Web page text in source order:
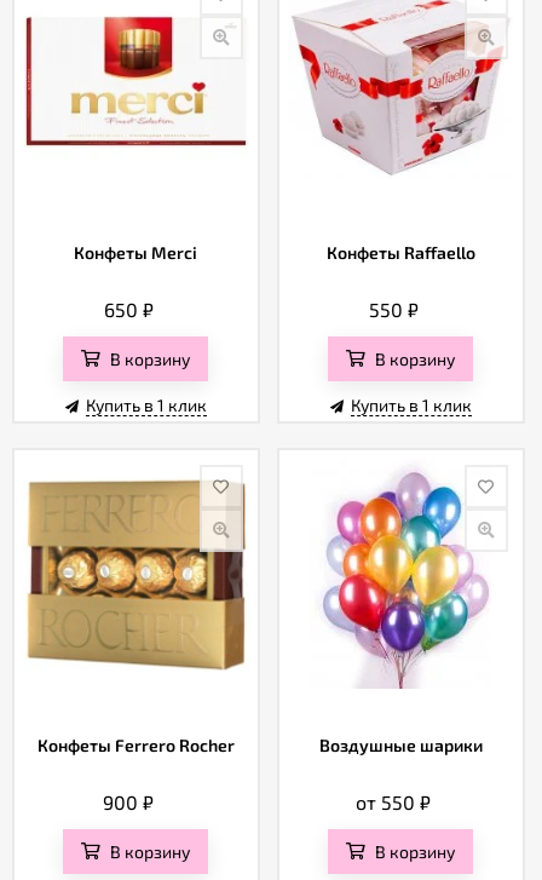
Конфеты Merci
650 ₽
В корзину
Купить в 1 клик
Конфеты Raffaello
550 ₽
В корзину
Купить в 1 клик
Конфеты Ferrero Rocher
900₽
В корзину
Воздушные шарики
от 550₽
В корзину